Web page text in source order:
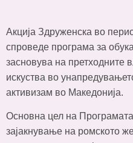
Акција Здруженска во
спроведе програма за
засновува на претходните
искуства во
активизам во Македонија.
Основна цел на
зајакнување на ромското